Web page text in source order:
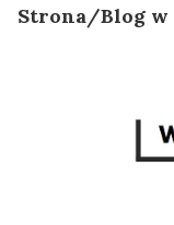
Strona/Blog w